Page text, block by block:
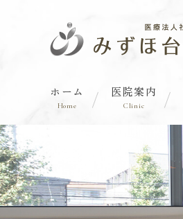
ホーム
Home
医院案内
Clinic